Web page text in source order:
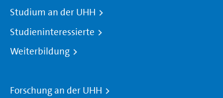
Studium an der UHH
Studieninteressierte
Weiterbildung
Forschung an der UHH